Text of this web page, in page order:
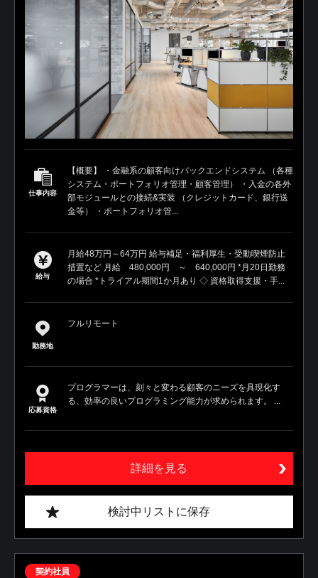
仕事内容
【概要】 ・金融系の顧客向けバックエンドシステム （各種
システム・ポートフォリオ管理・顧客管理） ・入金の各外
部モジュールとの接続&実装 （クレジットカード、銀行送
金等） ・ポートフォリオ管...
給与
月給48万円～64万円 給与補足・福利厚生・受動喫煙防止
措置など 月給 480,000円 ～ 640,000円 *月20日勤務
の場合 *トライアル期間1か月あり ◇ 資格取得支援・手...
勤務地
フルリモート
応募資格
プログラマーは、刻々と変わる顧客のニーズを具現化す
る、効率の良いプログラミング能力が求められます。 ...
詳細を見る
検討中リストに保存
契約社員